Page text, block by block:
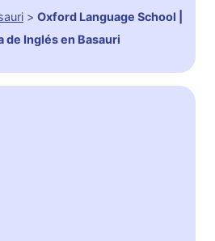
> Oxford Language School |
de Inglés en Basauri